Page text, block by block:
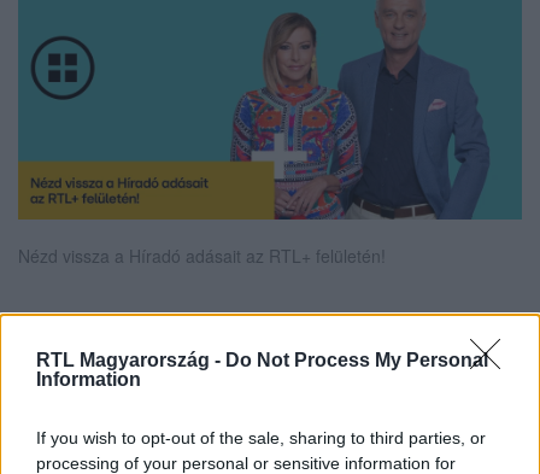
RTL Magyarország - Do Not Process My Personal
Information
If you wish to opt-out of the sale, sharing to third parties, or
processing of your personal or sensitive information for
Nézd vissza a Híradó adásait az RTL+ felületén!
Itt állítsd be, hogy az RTL.hu az elsők között
legyen a Google-találatokban!